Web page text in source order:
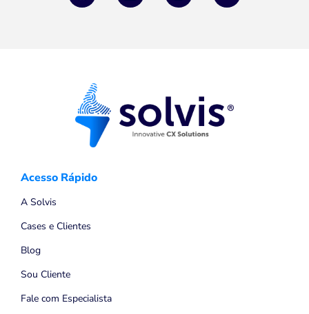
Acesso Rápido
A Solvis
Cases e Clientes
Blog
Sou Cliente
Fale com Especialista